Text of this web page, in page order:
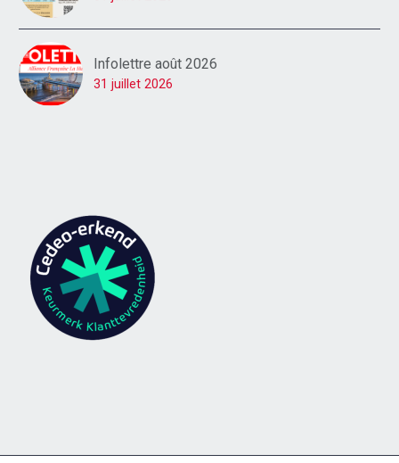
Infolettre août 2026
31 juillet 2026